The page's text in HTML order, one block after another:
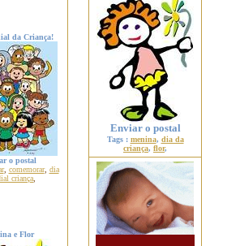
da Criança!
o postal
, comemorar, dia
criança
e Flor
Enviar o postal
Tags : menina, dia da
criança, flor,